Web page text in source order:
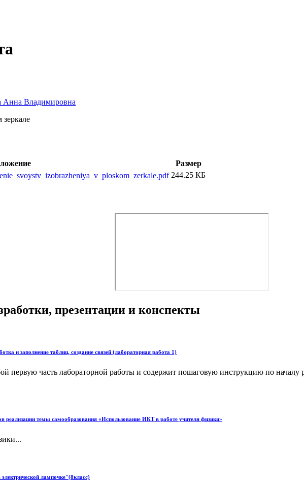
Анна Владимировна
Размер
244.25 КБ
презентации и конспекты
и заполнение таблиц, создание связей (лабораторная работа 1)
первую часть лабораторной работы и содержит пошаговую инструкцию по началу
реализации темы самообразования «Использование ИКТ в работе учителя физики»
лампочке"(8класс)